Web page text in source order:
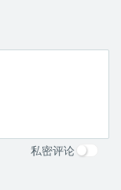
私密评论